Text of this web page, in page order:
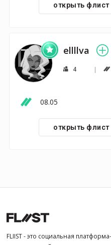
открыть флист
ellllva
4
08.05
открыть флист
FLIIST - это социальная